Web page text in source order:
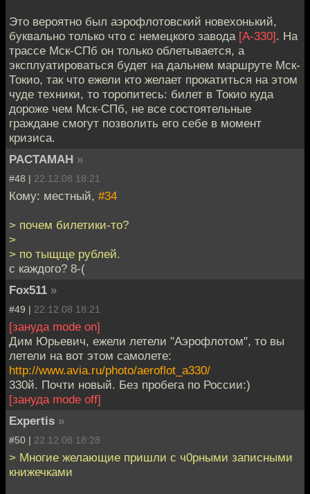
Это вероятно был аэрофлотовский новехонький,
буквально только что с немецкого завода [А-330]. На
трассе Мск-СПб он только облетывается, а
эксплуатироваться будет на дальнем маршруте Мск-
Токио, так что ежели кто желает прокатиться на этом
чуде техники, то торопитесь: билет в Токио куда
дороже чем Мск-СПб, не все состоятельные
граждане смогут позволить его себе в момент
кризиса.
PACTAMAH »
#48 | 22.12.08 18:21
Кому: местный, #34
> почем билетики-то?
>
> по тыщще рублей.
с каждого? 8-(
Fox511 »
#49 | 22.12.08 18:21
[зануда mode on]
Дим Юрьевич, ежели летели "Аэрофлотом", то вы
летели на вот этом самолете:
http://www.avia.ru/photo/aeroflot_a330/
330й. Почти новый. Без пробега по России:)
[зануда mode off]
Expertis »
#50 | 22.12.08 18:28
> Многие желающие пришли с ч0рными записными
книжечками